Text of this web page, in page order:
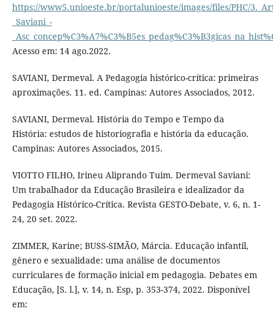
https://www5.unioeste.br/portalunioeste/images/files/PHC/
_Saviani_-
Acesso em: 14 ago.2022.
SAVIANI, Dermeval. A Pedagogia histórico-crítica: primeiras
aproximações. 11. ed. Campinas: Autores Associados, 2012.
SAVIANI, Dermeval. História do Tempo e Tempo da
História: estudos de historiografia e história da educação.
Campinas: Autores Associados, 2015.
VIOTTO FILHO, Irineu Aliprando Tuim. Dermeval Saviani:
Um trabalhador da Educação Brasileira e idealizador da
Pedagogia Histórico-Crítica. Revista GESTO-Debate, v. 6, n. 1-
24, 20 set. 2022.
ZIMMER, Karine; BUSS-SIMÃO, Márcia. Educação infantil,
gênero e sexualidade: uma análise de documentos
curriculares de formação inicial em pedagogia. Debates em
Educação, [S. l.], v. 14, n. Esp, p. 353-374, 2022. Disponível
em: